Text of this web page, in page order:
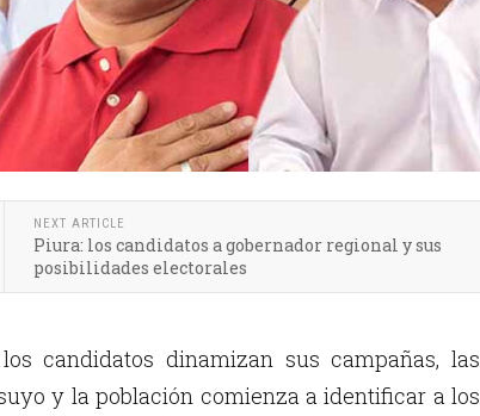
NEXT ARTICLE
Piura: los candidatos a gobernador regional y sus
posibilidades electorales
candidatos dinamizan sus campañas, las
y la población comienza a identificar a los